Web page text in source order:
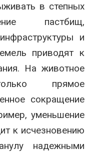
в степных
пастбищ,
и
приводят к
На животное
прямое
сокращение
уменьшение
к исчезновению
надежными